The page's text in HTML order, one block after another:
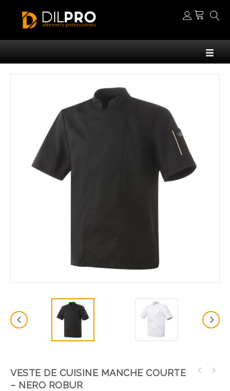
VESTE DE CUISINE MANCHE COURTE
– NERO ROBUR